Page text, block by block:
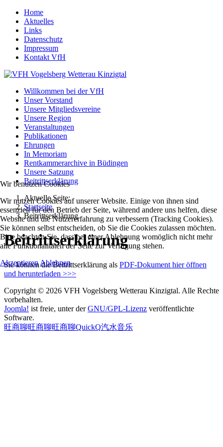
Home
Aktuelles
Links
Datenschutz
Impressum
Kontakt VfH
Willkommen bei der VfH
Unser Vorstand
Unsere Mitgliedsvereine
Unsere Region
Veranstaltungen
Publikationen
Ehrungen
In Memoriam
Rentkammerarchive in Büdingen
Unsere Satzung
Beitrittserklärung
Aktuelle Seite:
Startseite
Beitrittserklärung
Beitrittserklärung
Sie können die Beitrittserklärung als PDF-Dokument hier öffnen
und herunterladen >>>
Copyright © 2026 VFH Vogelsberg Wetterau Kinzigtal. Alle Rechte
vorbehalten.
Joomla! ist freie, unter derGNU/GPL-Lizenz veröffentlichte
Software.
Wir benutzen Cookies
Wir nutzen Cookies auf unserer Website. Einige von ihnen sind
essenziell für den Betrieb der Seite, während andere uns helfen, diese
Website und die Nutzererfahrung zu verbessern (Tracking Cookies).
Sie können selbst entscheiden, ob Sie die Cookies zulassen möchten.
Bitte beachten Sie, dass bei einer Ablehnung womöglich nicht mehr
alle Funktionalitäten der Seite zur Verfügung stehen.
Akzeptieren Ablehnen
旺商聊旺商聊旺商聊QuickQ汽水音乐